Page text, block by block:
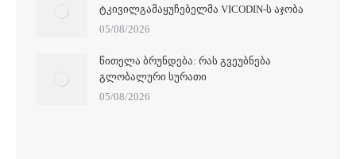
ᲢᲙᲘᲕᲘᲚᲒᲐᲛᲐᲧᲣᲩᲔᲑᲔᲚᲛᲐ VICODIN-Ს ᲐᲯᲝᲑᲐ
05/08/2026
ᲬᲘᲗᲔᲚᲐ ᲑᲠᲣᲜᲓᲔᲑᲐ: ᲠᲐᲡ ᲒᲕᲔᲣᲑᲜᲔᲑᲐ
ᲒᲚᲝᲑᲐᲚᲣᲠᲘ ᲡᲣᲠᲐᲗᲘ
05/08/2026